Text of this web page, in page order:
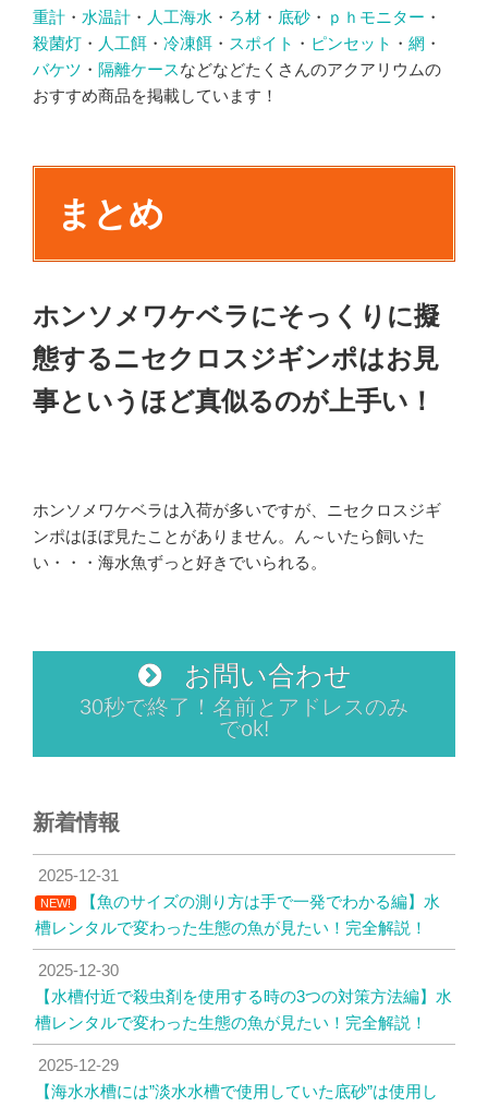
重計 ・ 水温計 ・ 人工海水 ・ ろ材 ・ 底砂 ・ ｐｈモニター ・
殺菌灯 ・ 人工餌 ・ 冷凍餌 ・ スポイト ・ ピンセット ・ 網 ・
バケツ ・ 隔離ケースなどなどたくさんのアクアリウムの
おすすめ商品を掲載しています！
まとめ
ホンソメワケベラにそっくりに擬
態するニセクロスジギンポはお見
事というほど真似るのが上手い！
ホンソメワケベラは入荷が多いですが、ニセクロスジギ
ンポはほぼ見たことがありません。ん～いたら飼いた
い・・・海水魚ずっと好きでいられる。
お問い合わせ
30秒で終了！名前とアドレスのみ
でok!
新着情報
2025-12-31
NEW!
【魚のサイズの測り方は手で一発でわかる編】水
槽レンタルで変わった生態の魚が見たい！完全解説！
2025-12-30
【水槽付近で殺虫剤を使用する時の3つの対策方法編】水
槽レンタルで変わった生態の魚が見たい！完全解説！
2025-12-29
【海水水槽には”淡水水槽で使用していた底砂”は使用し